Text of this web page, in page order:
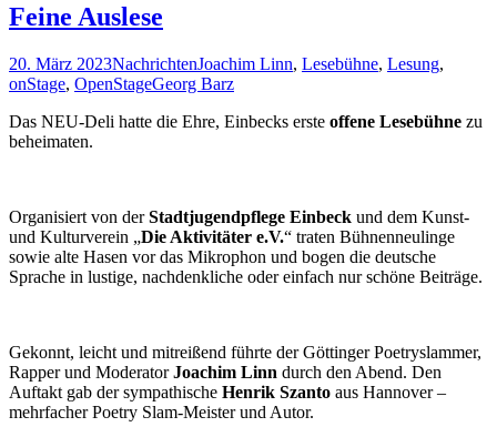
Feine Auslese
20. März 2023NachrichtenJoachim Linn, Lesebühne, Lesung,
onStage, OpenStageGeorg Barz
Das NEU-Deli hatte die Ehre, Einbecks erste offene Lesebühne zu
beheimaten.
Organisiert von derStadtjugendpflege Einbeck und dem Kunst-
und Kulturverein „Die Aktivitäter e.V.“ traten Bühnenneulinge
sowie alte Hasen vor das Mikrophon und bogen die deutsche
Sprache in lustige, nachdenkliche oder einfach nur schöne Beiträge.
Gekonnt, leicht und mitreißend führte der Göttinger Poetryslammer,
Rapper und ModeratorJoachim Linn durch den Abend. Den
Auftakt gab der sympathische Henrik Szanto aus Hannover –
mehrfacher Poetry Slam-Meister und Autor.